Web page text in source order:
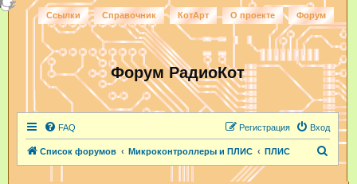
Ссылки Справочник КотАрт О проекте Форум
Форум РадиоКот
FAQ Вход
Регистрация
Список форумов Микроконтроллеры и ПЛИС ПЛИС